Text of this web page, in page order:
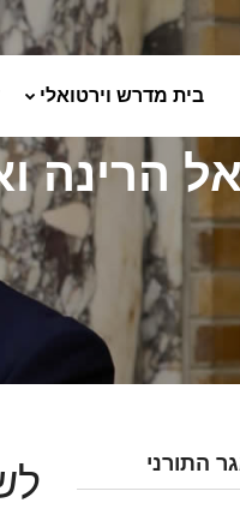
בית מדרש וירטואלי
הרינה
התורני